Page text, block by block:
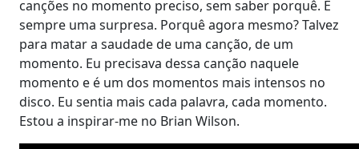
canções no momento preciso, sem saber porquê. É
sempre uma surpresa. Porquê agora mesmo? Talvez
para matar a saudade de uma canção, de um
momento. Eu precisava dessa canção naquele
momento e é um dos momentos mais intensos no
disco. Eu sentia mais cada palavra, cada momento.
Estou a inspirar-me no Brian Wilson.